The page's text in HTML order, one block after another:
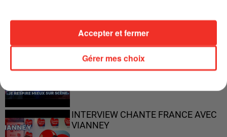
"JE RESPIRE MIEUX SUR SCÈNE" -
CALOGERO
INTERVIEW CHANTE FRANCE AVEC
VIANNEY
Gérer mes choix
Accepter et fermer